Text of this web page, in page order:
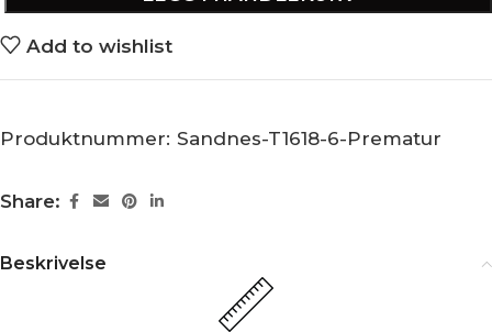
Add to wishlist
Produktnummer: Sandnes-T1618-6-Prematur
Share:
Beskrivelse